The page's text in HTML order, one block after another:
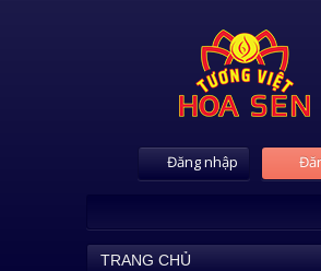
Đăng nhập
TRANG CHỦ